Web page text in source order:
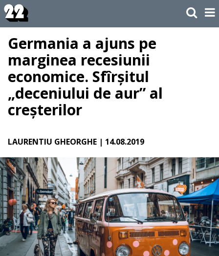
Germania a ajuns pe
marginea recesiunii
economice. Sfîrșitul
„deceniului de aur” al
creșterilor
LAURENTIU GHEORGHE | 14.08.2019